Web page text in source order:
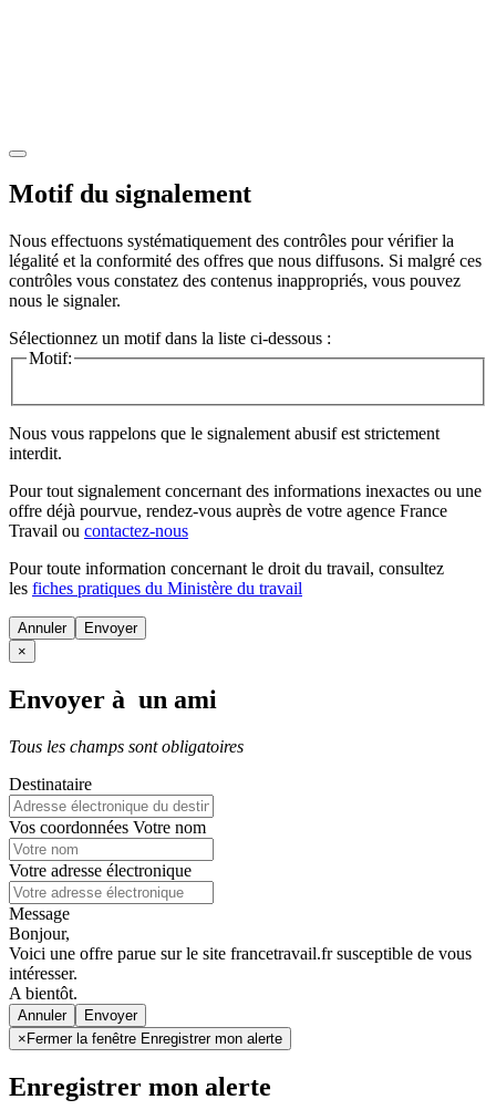
Motif du signalement
Nous effectuons systématiquement des contrôles pour vérifier la
légalité et la conformité des offres que nous diffusons. Si malgré ces
contrôles vous constatez des contenus inappropriés, vous pouvez
nous le signaler.
Sélectionnez un motif dans la liste ci-dessous :
Motif:
Nous vous rappelons que le signalement abusif est strictement
interdit.
Pour tout signalement concernant des informations inexactes ou une
offre déjà pourvue, rendez-vous auprès de votre agence France
Travail ou contactez-nous
Pour toute information concernant le droit du travail, consultez
les fiches pratiques du Ministère du travail
Annuler
×
Envoyer à un ami
Tous les champs sont obligatoires
Destinataire
Vos coordonnées Votre nom
Votre adresse électronique
Message
Bonjour,
Voici une offre parue sur le site francetravail.fr susceptible de vous
intéresser.
A bientôt.
Annuler
× Fermer la fenêtre Enregistrer mon alerte
Enregistrer mon alerte